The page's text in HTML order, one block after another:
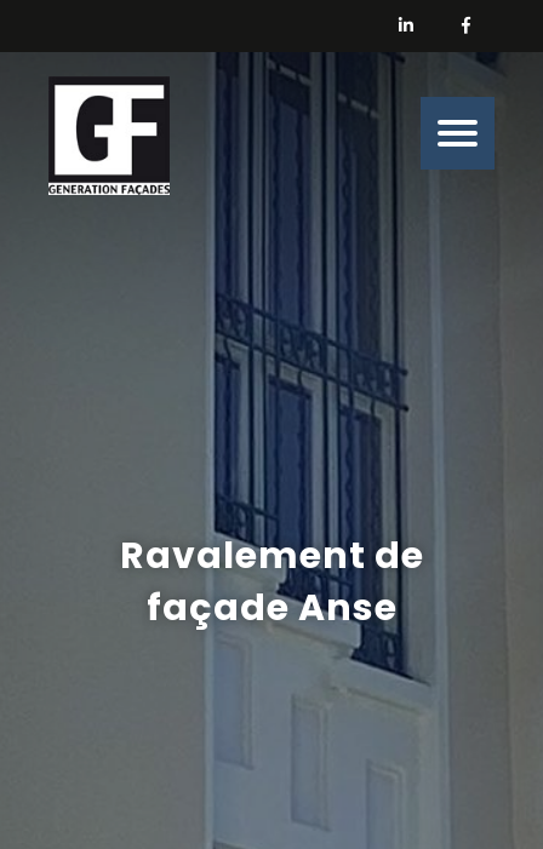
Générations Façades
Nos prestations
Nos belles histoires de chantiers
Générations Façades s’engage
Recrutement
Ravalement de
façade Anse